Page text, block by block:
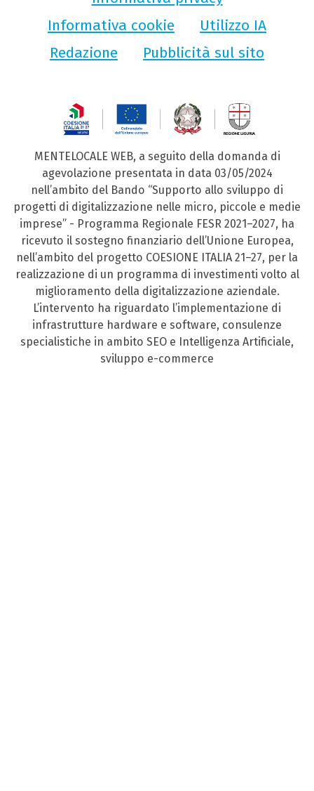
Informativa cookie
Utilizzo IA
Redazione
Pubblicità sul sito
MENTELOCALE WEB, a seguito della domanda di
agevolazione presentata in data 03/05/2024
nell’ambito del Bando “Supporto allo sviluppo di
progetti di digitalizzazione nelle micro, piccole e medie
imprese” - Programma Regionale FESR 2021–2027, ha
ricevuto il sostegno finanziario dell’Unione Europea,
nell’ambito del progetto COESIONE ITALIA 21–27, per la
realizzazione di un programma di investimenti volto al
miglioramento della digitalizzazione aziendale.
L’intervento ha riguardato l’implementazione di
infrastrutture hardware e software, consulenze
specialistiche in ambito SEO e Intelligenza Artificiale,
sviluppo e-commerce